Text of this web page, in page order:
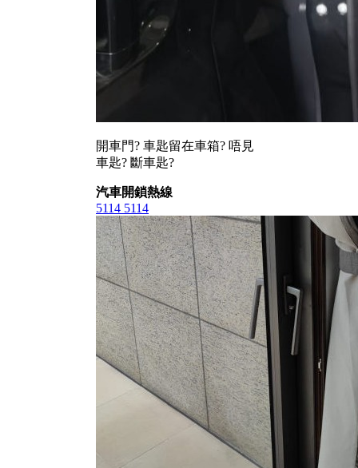
開車門? 車匙留在車箱? 唔見
車匙? 斷車匙?
汽車開鎖熱線
5114 5114